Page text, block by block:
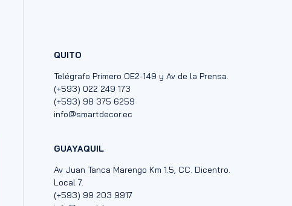
QUITO
Telégrafo Primero OE2-149 y Av de la Prensa.
(+593) 022 249 173
(+593) 98 375 6259
info@smartdecor.ec
GUAYAQUIL
Av Juan Tanca Marengo Km 1.5, CC. Dicentro.
Local 7.
(+593) 99 203 9917